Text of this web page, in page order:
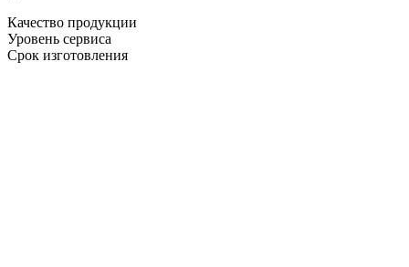
Качество продукции
Уровень сервиса
Срок изготовления